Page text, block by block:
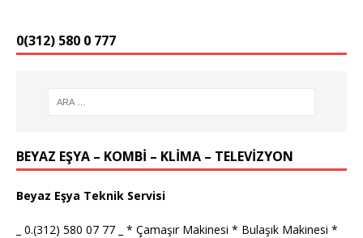
0(312) 580 0 777
BEYAZ EŞYA – KOMBİ – KLİMA – TELEVİZYON
Beyaz Eşya Teknik Servisi
_ 0.(312) 580 07 77 _ * Çamaşır Makinesi * Bulaşık Makinesi *